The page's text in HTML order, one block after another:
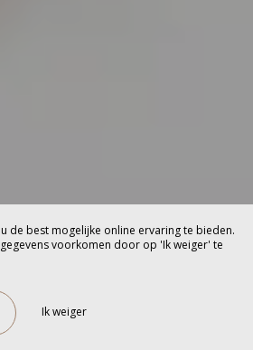
de best mogelijke online ervaring te bieden.
voorkomen door op 'Ik weiger' te
Ik weiger